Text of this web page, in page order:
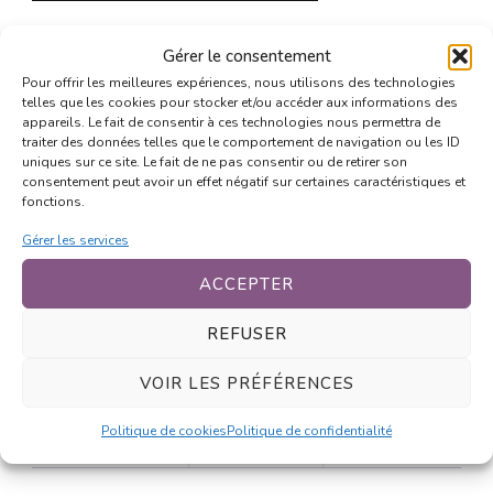
Gérer le consentement
Pour offrir les meilleures expériences, nous utilisons des technologies
telles que les cookies pour stocker et/ou accéder aux informations des
appareils. Le fait de consentir à ces technologies nous permettra de
traiter des données telles que le comportement de navigation ou les ID
uniques sur ce site. Le fait de ne pas consentir ou de retirer son
consentement peut avoir un effet négatif sur certaines caractéristiques et
fonctions.
Gérer les services
ACCEPTER
REFUSER
VOIR LES PRÉFÉRENCES
Politique de cookiesPolitique de confidentialité
Catégorie :Cours et Ateliers
Partager sur :
Plus
Informations complémentaires
Avis (0)